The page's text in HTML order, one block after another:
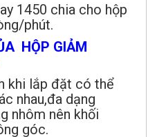
1450 chia cho hộp
phút.
HỘP GIẢM
khi lắp đặt có thể
nhau,đa dạng
nhôm nên khối
góc.